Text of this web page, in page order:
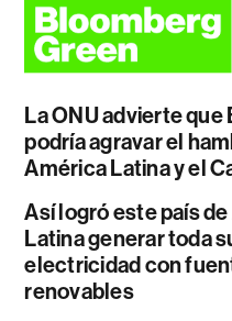
La ONU advierte que
podría agravar el
América Latina y el
Así logró este país
Latina generar toda
electricidad con
renovables